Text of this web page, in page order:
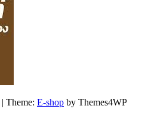
| Theme: E-shop by Themes4WP